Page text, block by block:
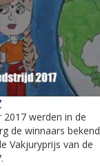
werden in de
de winnaars bekend
Vakjuryprijs van de